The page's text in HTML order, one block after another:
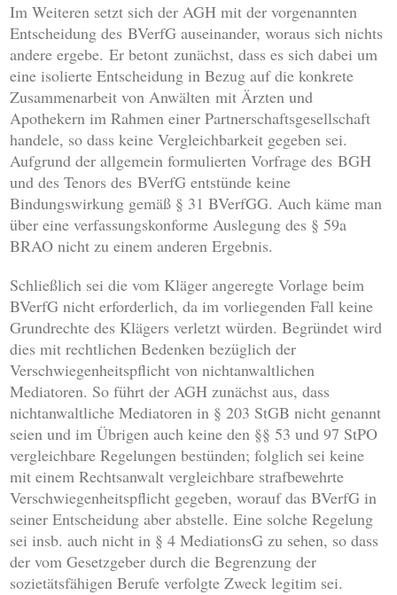
Im Weiteren setzt sich der AGH mit der vorgenannten
Entscheidung des BVerfG auseinander, woraus sich nichts
andere ergebe. Er betont zunächst, dass es sich dabei um
eine isolierte Entscheidung in Bezug auf die konkrete
Zusammenarbeit von Anwälten mit Ärzten und
Apothekern im Rahmen einer Partnerschaftsgesellschaft
handele, so dass keine Vergleichbarkeit gegeben sei.
Aufgrund der allgemein formulierten Vorfrage des BGH
und des Tenors des BVerfG entstünde keine
Bindungswirkung gemäß § 31 BVerfGG. Auch käme man
über eine verfassungskonforme Auslegung des § 59a
BRAO nicht zu einem anderen Ergebnis.
Schließlich sei die vom Kläger angeregte Vorlage beim
BVerfG nicht erforderlich, da im vorliegenden Fall keine
Grundrechte des Klägers verletzt würden. Begründet wird
dies mit rechtlichen Bedenken bezüglich der
Verschwiegenheitspflicht von nichtanwaltlichen
Mediatoren. So führt der AGH zunächst aus, dass
nichtanwaltliche Mediatoren in § 203 StGB nicht genannt
seien und im Übrigen auch keine den §§ 53 und 97 StPO
vergleichbare Regelungen bestünden; folglich sei keine
mit einem Rechtsanwalt vergleichbare strafbewehrte
Verschwiegenheitspflicht gegeben, worauf das BVerfG in
seiner Entscheidung aber abstelle. Eine solche Regelung
sei insb. auch nicht in § 4 MediationsG zu sehen, so dass
der vom Gesetzgeber durch die Begrenzung der
sozietätsfähigen Berufe verfolgte Zweck legitim sei.